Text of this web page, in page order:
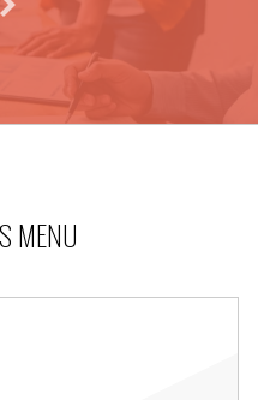
MENU